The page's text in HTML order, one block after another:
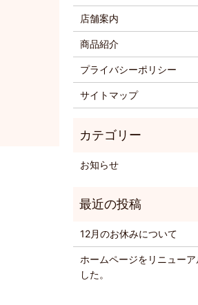
店舗案内
商品紹介
プライバシーポリシー
サイトマップ
お知らせ
12月のお休みについて
ホームページをリニューア
した。